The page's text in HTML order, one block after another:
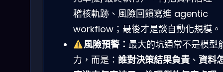
稽核軌跡、風險回饋寫進 agentic
workflow；最後才是談自動化規模。
風險預警： 最大的坑通常不是模型
力，而是： 誰對決策結果負責 、 資料